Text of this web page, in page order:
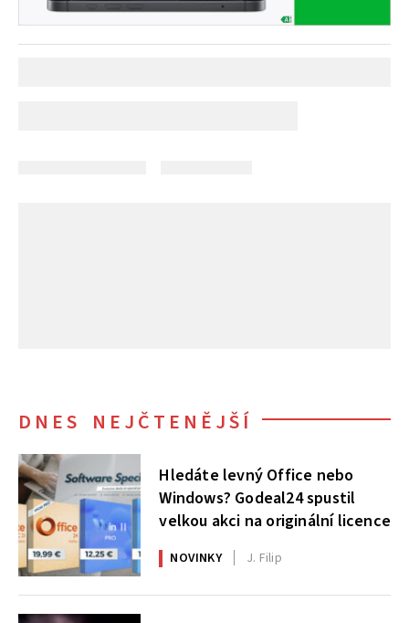
DNES NEJČTENĚJŠÍ
Hledáte levný Office nebo
Windows? Godeal24 spustil
velkou akci na originální licence
NOVINKY J. Filip